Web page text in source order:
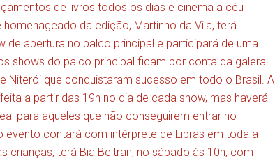
de livros todos os dias e cinema a céu
da edição, Martinho da Vila, terá
de abertura no palco principal e participará de uma
shows do palco principal ficam por conta da galera
Niterói que conquistaram sucesso em todo o Brasil. A
a partir das 19h no dia de cada show, mas haverá
para aqueles que não conseguirem entrar no
contará com intérprete de Libras em toda a
crianças, terá Bia Beltran, no sábado às 10h, com